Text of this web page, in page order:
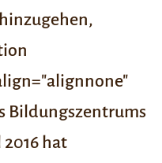
Bildungszentrums
hat